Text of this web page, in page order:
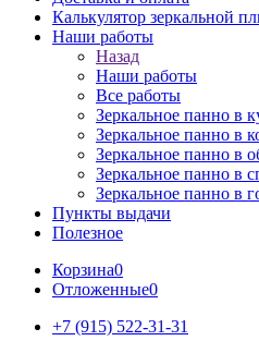
Калькулятор зеркальной
Наши работы
Назад
Наши работы
Все работы
Зеркальное панно в
Зеркальное панно в
Зеркальное панно в
Зеркальное панно в
Зеркальное панно в
Пункты выдачи
Полезное
Корзина0
Отложенные0
+7 (915) 522-31-31